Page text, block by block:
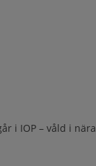
i IOP – våld i nära